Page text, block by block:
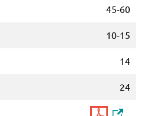
45-60
10-15
14
24